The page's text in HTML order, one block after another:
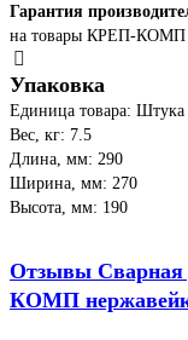
Гарантия
на товары КРЕП-КОМП
Упаковка
Единица товара: Штука
Вес, кг: 7.5
Длина, мм: 290
Ширина, мм: 270
Высота, мм: 190
Отзывы Сварная
КОМП